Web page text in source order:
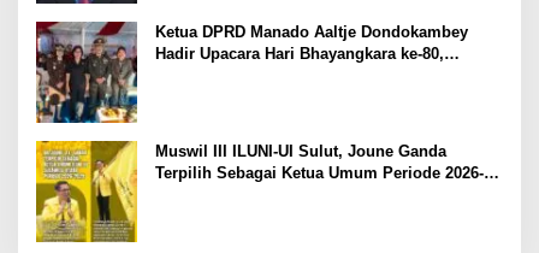
Ketua DPRD Manado Aaltje Dondokambey
Hadir Upacara Hari Bhayangkara ke-80,
Muswil III ILUNI-UI Sulut, Joune Ganda
Terpilih Sebagai Ketua Umum Periode 2026-